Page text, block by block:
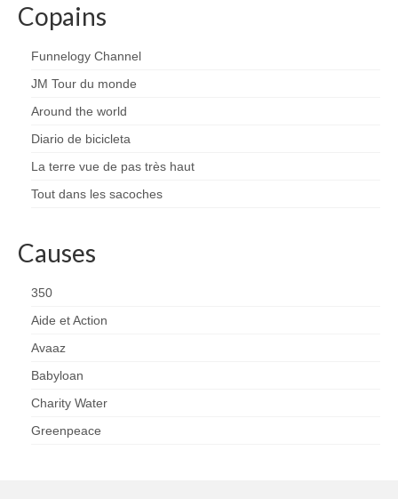
Copains
Funnelogy Channel
JM Tour du monde
Around the world
Diario de bicicleta
La terre vue de pas très haut
Tout dans les sacoches
Causes
350
Aide et Action
Avaaz
Babyloan
Charity Water
Greenpeace